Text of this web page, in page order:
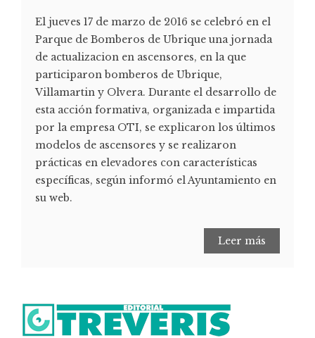
El jueves 17 de marzo de 2016 se celebró en el
Parque de Bomberos de Ubrique una jornada
de actualizacion en ascensores, en la que
participaron bomberos de Ubrique,
Villamartin y Olvera. Durante el desarrollo de
esta acción formativa, organizada e impartida
por la empresa OTI, se explicaron los últimos
modelos de ascensores y se realizaron
prácticas en elevadores con características
específicas, según informó el Ayuntamiento en
su web.
Leer más